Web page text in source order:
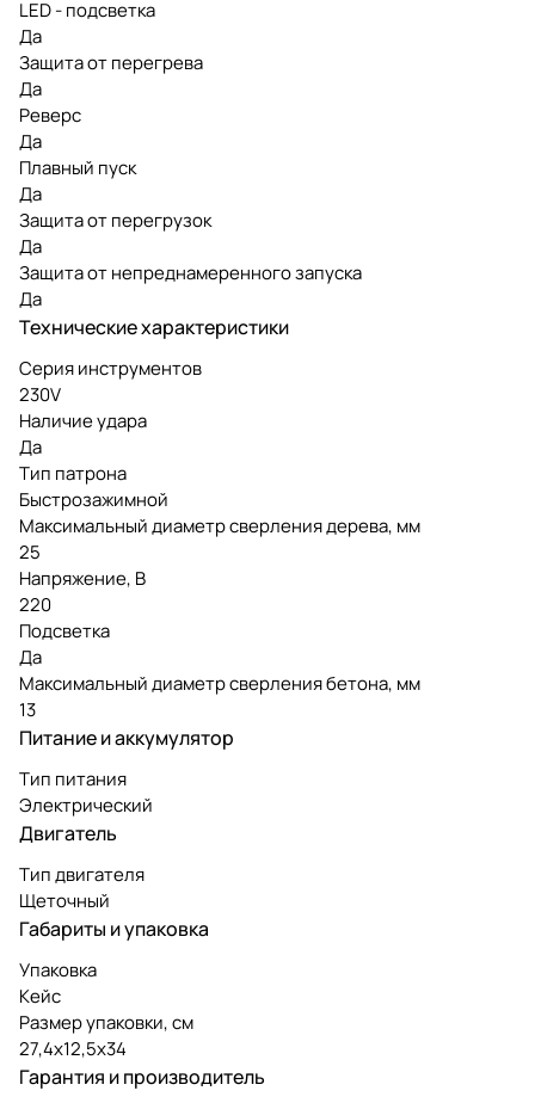
LED - подсветка
Да
Защита от перегрева
Да
Реверс
Да
Плавный пуск
Да
Защита от перегрузок
Да
Защита от непреднамеренного запуска
Да
Технические характеристики
Серия инструментов
230V
Наличие удара
Да
Тип патрона
Быстрозажимной
Максимальный диаметр сверления дерева, мм
25
Напряжение, В
220
Подсветка
Да
Максимальный диаметр сверления бетона, мм
13
Питание и аккумулятор
Тип питания
Электрический
Двигатель
Тип двигателя
Щеточный
Габариты и упаковка
Упаковка
Кейс
Размер упаковки, см
27,4х12,5х34
Гарантия и производитель